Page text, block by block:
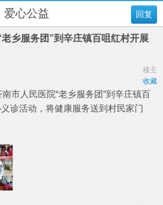
回复
爱心公益
乡服务团”到辛庄镇百咀红村开展
楼主
收藏
市人民医院“老乡服务团”到辛庄镇百
诊活动，将健康服务送到村民家门